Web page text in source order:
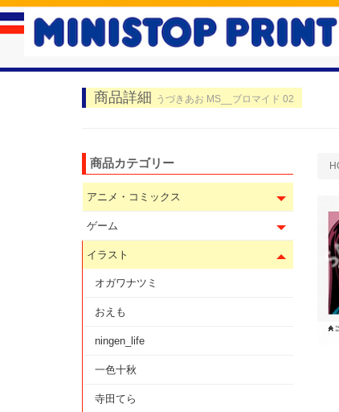
商品詳細 うづきあお MS__ブロマイド 02
商品カテゴリー
アニメ・コミックス
ゲーム
イラスト
オガワナツミ
おえも
ningen_life
一色十秋
寺田てら